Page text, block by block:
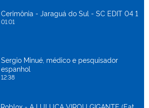
Cerimônia - Jaraguá do Sul - SC EDIT 04 1
01:01
Sergio Minué, médico e pesquisador
espanhol
12:38